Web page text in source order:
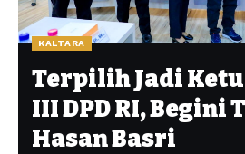
KALTARA
Terpilih Jadi
III DPD RI, Begini
Hasan Basri